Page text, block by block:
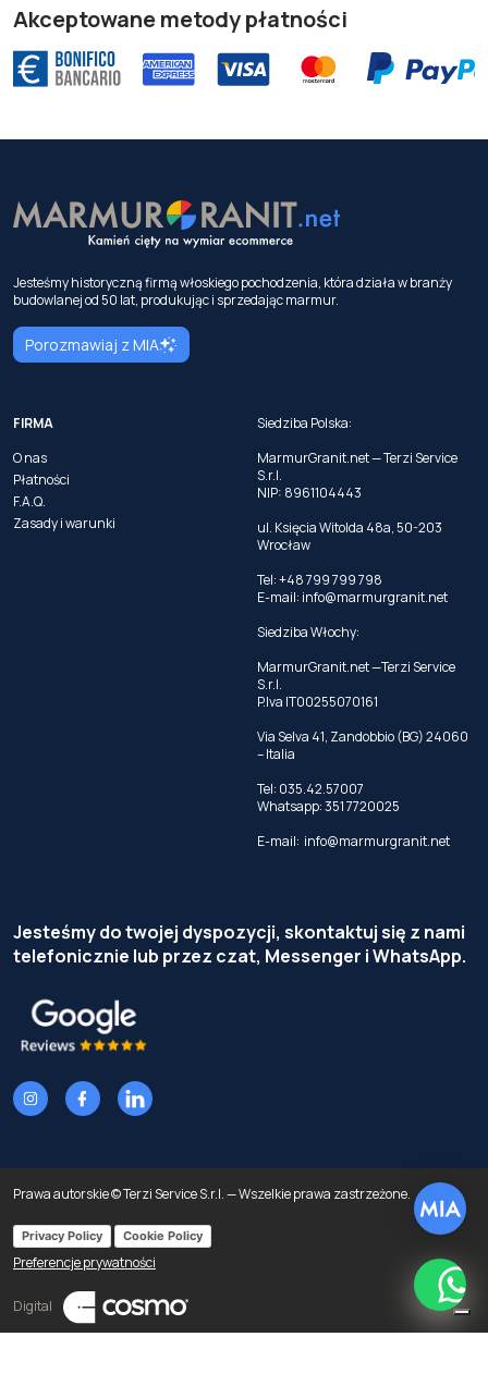
Akceptowane metody płatności
Jesteśmy historyczną firmą włoskiego pochodzenia, która działa w branży
budowlanej od 50 lat, produkując i sprzedając marmur.
Porozmawiaj z MIA
FIRMA
O nas
Płatności
F.A.Q.
Zasady i warunki
Siedziba Polska:
MarmurGranit.net — Terzi Service
S.r.l.
NIP: 8961104443
ul. Księcia Witolda 48a, 50-203
Wrocław
Tel: +48 799 799 798
E-mail: info@marmurgranit.net
Siedziba Włochy:
MarmurGranit.net —Terzi Service
S.r.l.
P.Iva IT00255070161
Via Selva 41, Zandobbio (BG) 24060
– Italia
Tel: 035.42.57007
Whatsapp:351 7720025
E-mail: info@marmurgranit.net
Jesteśmy do twojej dyspozycji, skontaktuj się z nami
telefonicznie lub przez czat, Messenger i WhatsApp.
Prawa autorskie © Terzi Service S.r.l. — Wszelkie prawa zastrzeżone.
Privacy Policy Cookie Policy
Preferencje prywatności
Digital